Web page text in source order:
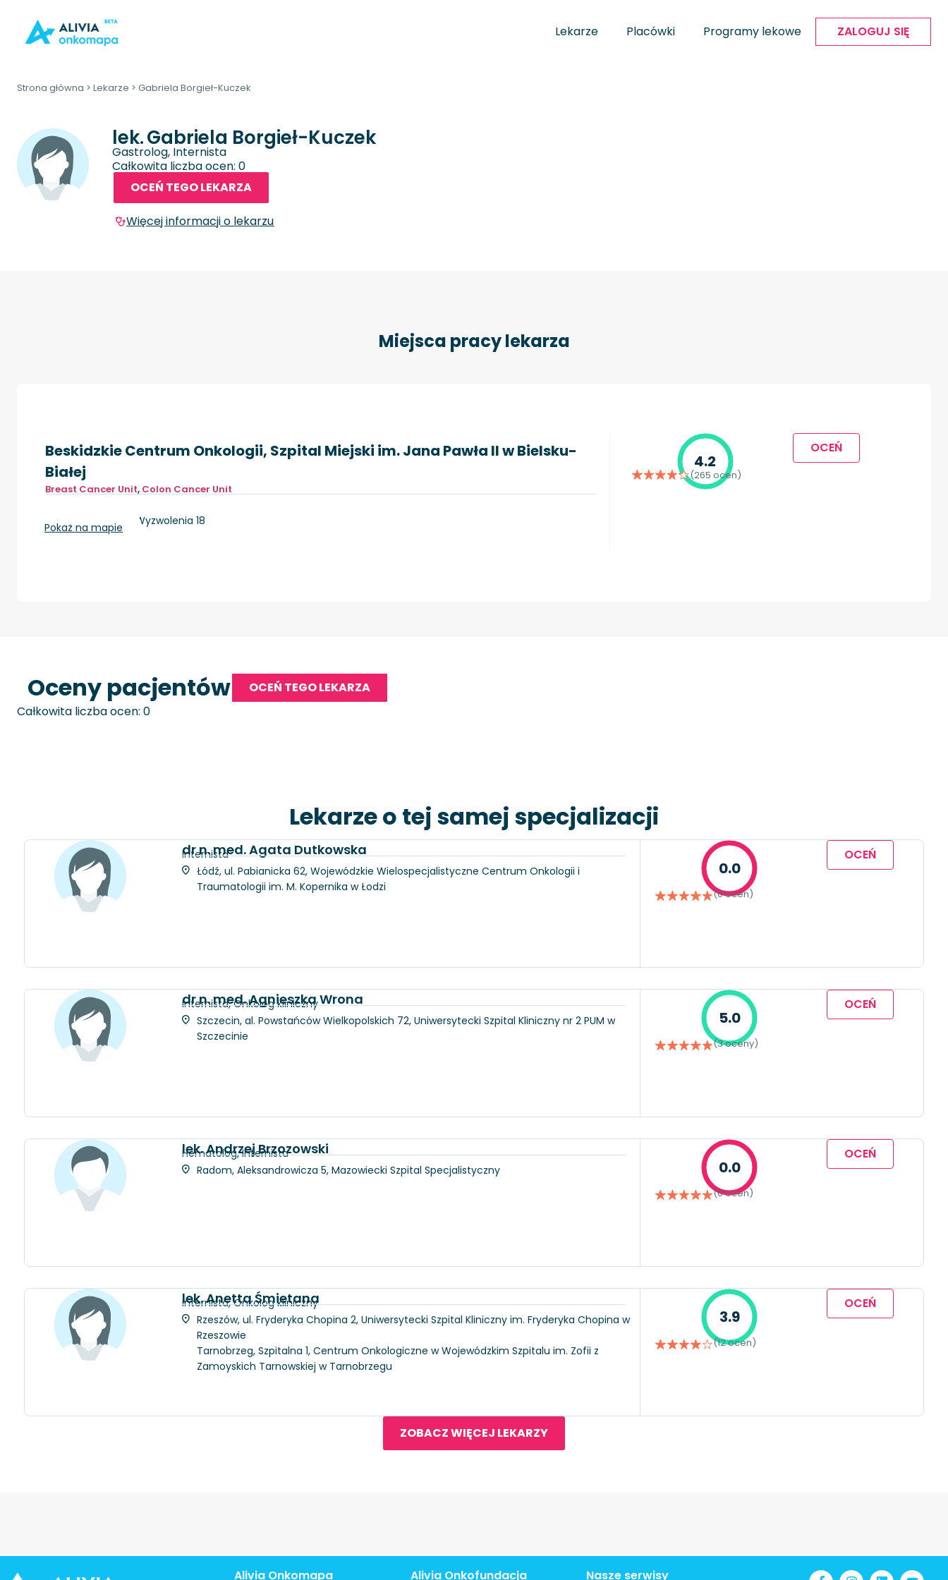
Lekarze Placówki Programy lekowe ZALOGUJ SIĘ
Strona główna > Lekarze > Gabriela Borgieł-Kuczek
lek.Gabriela Borgieł-Kuczek
Gastrolog, Internista
Całkowita liczba ocen: 0
OCEŃ TEGO LEKARZA
Więcej informacji o lekarzu
Miejsca pracy lekarza
Beskidzkie Centrum Onkologii, Szpital Miejski im. Jana Pawła II w Bielsku-
Białej
Breast Cancer Unit, Colon Cancer Unit
Bielsko-Biała, ul. Wyzwolenia 18
Pokaż na mapie
4.2
(265 ocen)
OCEŃ
Oceny pacjentów
OCEŃ TEGO LEKARZA
Całkowita liczba ocen: 0
Lekarze o tej samej specjalizacji
dr n. med. Agata Dutkowska
Internista
Łódź, ul. Pabianicka 62, Wojewódzkie Wielospecjalistyczne Centrum Onkologii i
Traumatologii im. M. Kopernika w Łodzi
0.0
(0 ocen)
OCEŃ
dr n. med. Agnieszka Wrona
Internista, Onkolog kliniczny
Szczecin, al. Powstańców Wielkopolskich 72, Uniwersytecki Szpital Kliniczny nr 2 PUM w
Szczecinie
5.0
(3 oceny)
OCEŃ
lek. Andrzej Brzozowski
Hematolog, Internista
Radom, Aleksandrowicza 5, Mazowiecki Szpital Specjalistyczny
0.0
(0 ocen)
OCEŃ
lek. Anetta Śmietana
Internista, Onkolog kliniczny
Rzeszów, ul. Fryderyka Chopina 2, Uniwersytecki Szpital Kliniczny im. Fryderyka Chopina w
Rzeszowie
Tarnobrzeg, Szpitalna 1, Centrum Onkologiczne w Wojewódzkim Szpitalu im. Zofii z
Zamoyskich Tarnowskiej w Tarnobrzegu
3.9
(12 ocen)
OCEŃ
ZOBACZ WIĘCEJ LEKARZY
Alivia Onkomapa Alivia Onkofundacja Nasze serwisy